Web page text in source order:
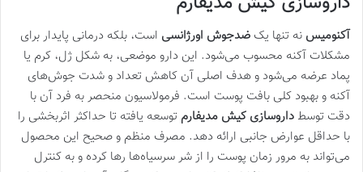
آکنومیس نه تنها یک ضدجوش اورژانسی است، بلکه درمانی پایدار برای
مشکلات آکنه محسوب می‌شود. این دارو موضعی، به شکل ژل، کرم یا
پماد عرضه می‌شود و هدف اصلی آن کاهش تعداد و شدت جوش‌های
آکنه و بهبود کلی بافت پوست است. فرمولاسیون منحصر به فرد آن با
دقت توسط داروسازی کیش مدیفارم توسعه یافته تا حداکثر اثربخشی را
با حداقل عوارض جانبی ارائه دهد. مصرف منظم و صحیح این محصول
می‌تواند به مرور زمان پوست را از شر سرسیاه‌ها رها کرده و به کنترل